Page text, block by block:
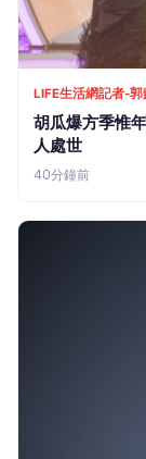
LIFE生活網記者-郭
胡瓜爆方季惟
人處世
40分鐘前